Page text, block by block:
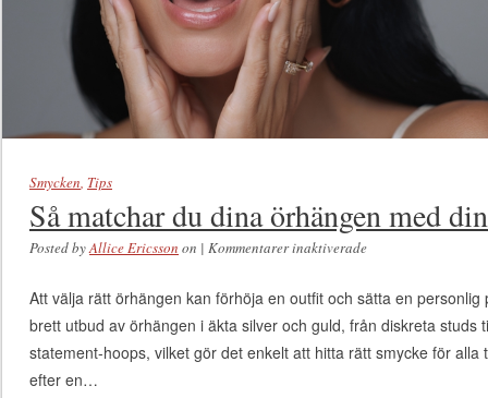
Smycken, Tips
Så matchar du dina örhängen med
Posted byAllice Ericsson on | Kommentarer inaktiverade
din outfit
Att välja rätt örhängen kan förhöja en outfit och sätta en
brett utbud av örhängen i äkta silver och guld, från diskreta studs
statement-hoops, vilket gör det enkelt att hitta rätt smycke för alla
efter en…